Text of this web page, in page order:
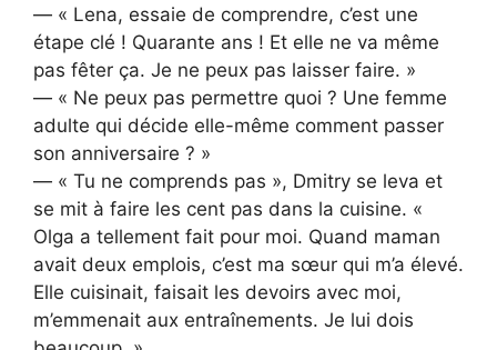
— « Lena, essaie de comprendre, c’est une
étape clé ! Quarante ans ! Et elle ne va même
pas fêter ça. Je ne peux pas laisser faire. »
— « Ne peux pas permettre quoi ? Une femme
adulte qui décide elle-même comment passer
son anniversaire ? »
— « Tu ne comprends pas », Dmitry se leva et
se mit à faire les cent pas dans la cuisine. «
Olga a tellement fait pour moi. Quand maman
avait deux emplois, c’est ma sœur qui m’a élevé.
Elle cuisinait, faisait les devoirs avec moi,
m’emmenait aux entraînements. Je lui dois